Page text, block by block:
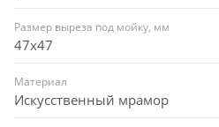
Размер выреза под мойку, мм
47x47
Материал
Искусственный мрамор